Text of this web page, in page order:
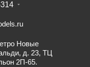
Новые
д. 23, ТЦ
2П-65.